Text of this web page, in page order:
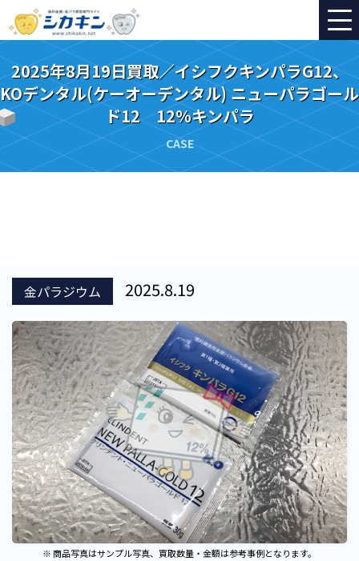
2025年8月19日買取／イシフクキンパラG12、
KOデンタル(ケーオーデンタル) ニューパラゴール
ド12 12％キンパラ
CASE
金パラジウム 2025.8.19
※ 商品写真はサンプル写真、買取数量・金額は参考事例となります。